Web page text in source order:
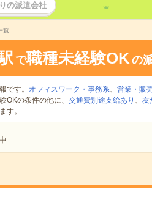
の派遣会社
覧
で職種未経験OKの
です。 オフィスワーク・事務系、 営業・販
OKの条件の他に、 交通費別途支給あり 、 友
す。